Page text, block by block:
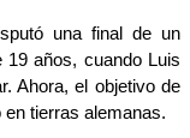
una final de un
19 años, cuando Luis
Ahora, el objetivo de
tierras alemanas.